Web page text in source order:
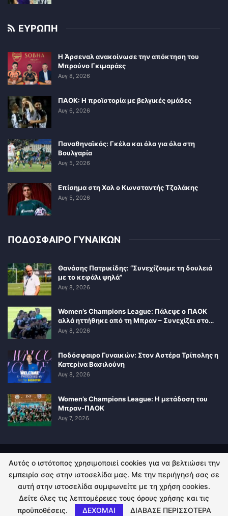
ΕΥΡΩΠΗ
Η Άρσεναλ ανακοίνωσε την απόκτηση του
Μπρούνο Γκιμαράες
Αυγ 8, 2026
ΠΑΟΚ: Η προϊστορία με βελγικές ομάδες
Αυγ 6, 2026
Παναθηναϊκός: Γκέλα και όλα για όλα στη
Βουλγαρία
Αυγ 5, 2026
Επίσημα στη Χαλ ο Κωνσταντής Τζολάκης
Αυγ 5, 2026
ΠΟΔΟΣΦΑΙΡΟ ΓΥΝΑΙΚΩΝ
Θανάσης Πατρικίδης: “Συνεχίζουμε τη δουλειά
με το κεφάλι ψηλά”
Αυγ 8, 2026
Women’s Champions League: Πάλεψε ο ΠΑΟΚ
αλλά ηττήθηκε από τη Μπραν – Συνεχίζει στο…
Αυγ 8, 2026
Ποδόσφαιρο Γυναικών: Στον Αστέρα Τρίπολης η
Κατερίνα Βασιλούνη
Αυγ 8, 2026
Women’s Champions League: Η μετάδοση του
Μπραν-ΠΑΟΚ
Αυγ 7, 2026
ΠΟΛΙΤΙΚΗ ΑΠΟΡΡΗΤΟΥ ΕΠΙΚΟΙΝΩΝΙΑ
© 2026 - Kingsport.gr. All Rights Reserved.
Αυτός ο ιστότοπος χρησιμοποιεί cookies για να βελτιώσει την
εμπειρία σας στην ιστοσελίδα μας. Με την περιήγησή σας σε
αυτή στην ιστοσελίδα συμφωνείτε με τη χρήση cookies.
Δείτε όλες τις λεπτομέρειες τους όρους χρήσης και τις
προϋποθέσεις.
ΔΕΧΟΜΑΙ ΔΙΑΒΑΣΕ ΠΕΡΙΣΣΟΤΕΡΑ